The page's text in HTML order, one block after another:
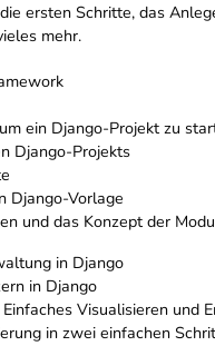
ersten Schritte, das
mehr.
ein Django-Projekt zu
Django-Projekts
Django-Vorlage
und das Konzept der
in Django
in Django
Visualisieren und
in zwei einfachen